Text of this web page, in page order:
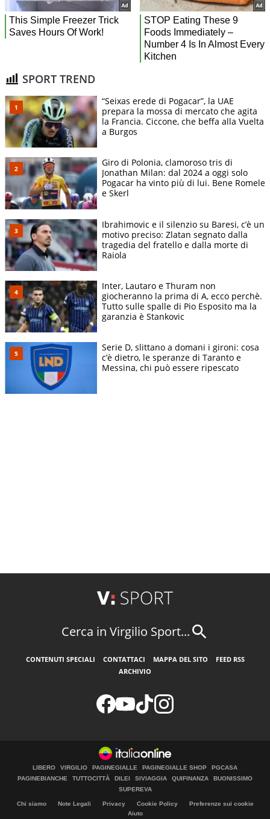
SPORT TREND
“Seixas erede di Pogacar”, la UAE
prepara la mossa di mercato che agita
la Francia. Ciccone, che beffa alla Vuelta
a Burgos
Giro di Polonia, clamoroso tris di
Jonathan Milan: dal 2024 a oggi solo
Pogacar ha vinto più di lui. Bene Romele
e Skerl
Ibrahimovic e il silenzio su Baresi, c’è un
motivo preciso: Zlatan segnato dalla
tragedia del fratello e dalla morte di
Raiola
Inter, Lautaro e Thuram non
giocheranno la prima di A, ecco perchè.
Tutto sulle spalle di Pio Esposito ma la
garanzia è Stankovic
Serie D, slittano a domani i gironi: cosa
c’è dietro, le speranze di Taranto e
Messina, chi può essere ripescato
Cerca in Virgilio Sport...
CONTENUTI SPECIALI CONTATTACI MAPPA DEL SITO
FEED RSS
ARCHIVIO
LIBERO VIRGILIO PAGINEGIALLE PAGINEGIALLE SHOP
PGCASA
PAGINEBIANCHE
TUTTOCITTÀ DILEI SIVIAGGIA QUIFINANZA
BUONISSIMO
SUPEREVA
Chi siamo Note Legali Privacy Cookie Policy
Preferenze sui cookie
Aiuto